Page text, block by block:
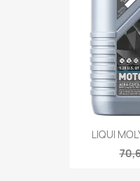
LIQUI